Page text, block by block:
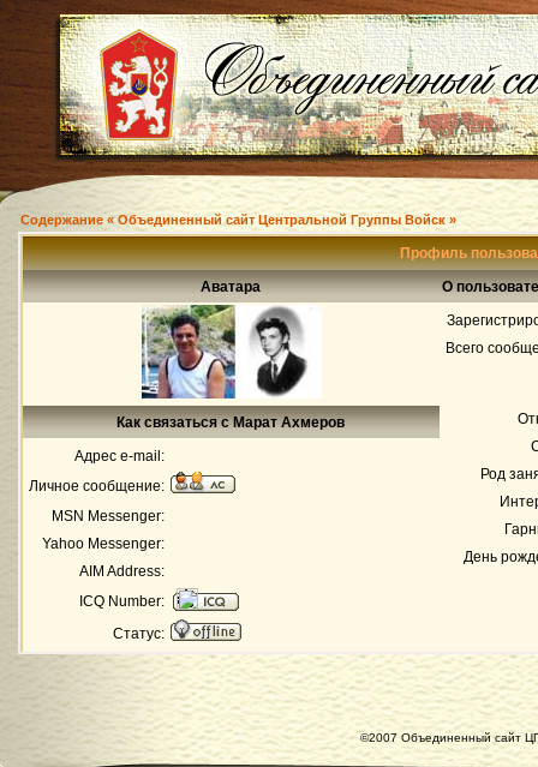
Содержание « Объединенный сайт Центральной Группы Войск »
Профиль
Аватара
О
Всего
Род
День
Как связаться с Марат Ахмеров
Адрес e-mail:
Личное сообщение:
MSN Messenger:
Yahoo Messenger:
AIM Address:
ICQ Number:
Статус:
©2007 Объединенный сайт